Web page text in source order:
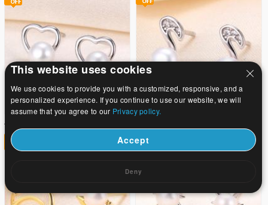
US$ 3.3
15
15
This website uses cookies
We use cookies to provide you with a customized, responsive, and a
personalized experience. If you continue to use our website, we will
assume that you agree to our Privacy policy.
Accept
Deny